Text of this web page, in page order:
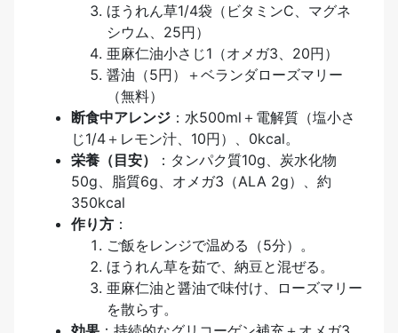
ほうれん草1/4袋（ビタミンC、マグネ
シウム、25円）
亜麻仁油小さじ1（オメガ3、20円）
醤油（5円）＋ベランダローズマリー
（無料）
断食中アレンジ ：水500ml＋電解質（塩小さ
じ1/4＋レモン汁、10円）、0kcal。
栄養（目安）
：タンパク質10g、炭水化物
50g、脂質6g、オメガ3（ALA 2g）、約
350kcal
作り方 ：
ご飯をレンジで温める（5分）。
ほうれん草を茹で、納豆と混ぜる。
亜麻仁油と醤油で味付け、ローズマリー
を散らす。